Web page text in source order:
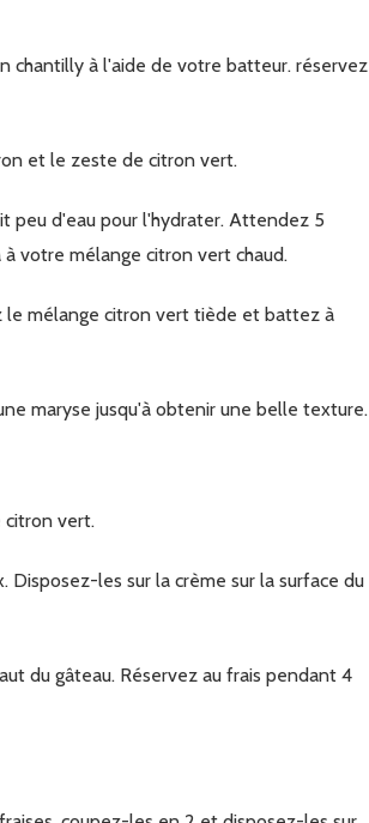
et le zeste de citron vert.
votre mélange citron vert chaud.
maryse jusqu'à obtenir une belle texture.
citron vert.